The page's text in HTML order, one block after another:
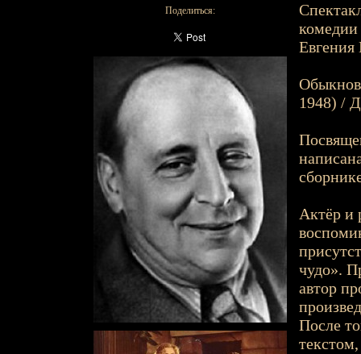
Поделиться:
комедии
1948) /
Актёр и
чудо».
автор
После